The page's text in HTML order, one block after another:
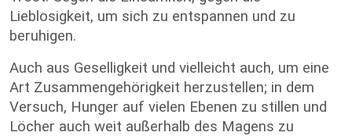
Lieblosigkeit, um sich zu entspannen und zu
beruhigen.
Auch aus Geselligkeit und vielleicht auch, um eine
Art Zusammengehörigkeit herzustellen; in dem
Versuch, Hunger auf vielen Ebenen zu stillen und
Löcher auch weit außerhalb des Magens zu